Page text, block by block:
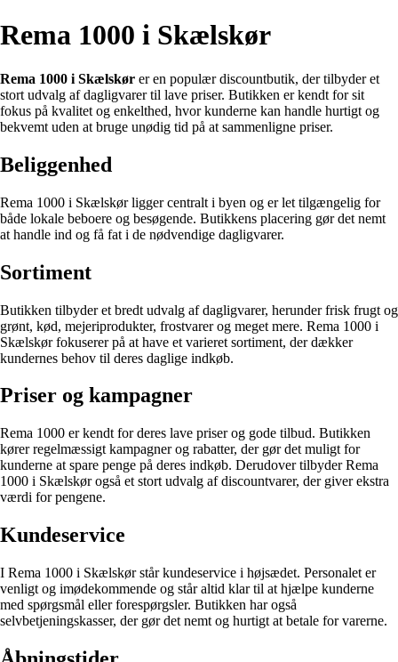
Rema 1000 i Skælskør
Rema 1000 i Skælskør er en populær discountbutik, der tilbyder et
stort udvalg af dagligvarer til lave priser. Butikken er kendt for sit
fokus på kvalitet og enkelthed, hvor kunderne kan handle hurtigt og
bekvemt uden at bruge unødig tid på at sammenligne priser.
Beliggenhed
Rema 1000 i Skælskør ligger centralt i byen og er let tilgængelig for
både lokale beboere og besøgende. Butikkens placering gør det nemt
at handle ind og få fat i de nødvendige dagligvarer.
Sortiment
Butikken tilbyder et bredt udvalg af dagligvarer, herunder frisk frugt og
grønt, kød, mejeriprodukter, frostvarer og meget mere. Rema 1000 i
Skælskør fokuserer på at have et varieret sortiment, der dækker
kundernes behov til deres daglige indkøb.
Priser og kampagner
Rema 1000 er kendt for deres lave priser og gode tilbud. Butikken
kører regelmæssigt kampagner og rabatter, der gør det muligt for
kunderne at spare penge på deres indkøb. Derudover tilbyder Rema
1000 i Skælskør også et stort udvalg af discountvarer, der giver ekstra
værdi for pengene.
Kundeservice
I Rema 1000 i Skælskør står kundeservice i højsædet. Personalet er
venligt og imødekommende og står altid klar til at hjælpe kunderne
med spørgsmål eller forespørgsler. Butikken har også
selvbetjeningskasser, der gør det nemt og hurtigt at betale for varerne.